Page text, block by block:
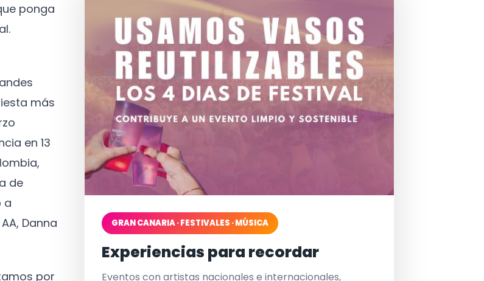
ponga
más
en 13
de
a
Danna
por
GRAN CANARIA · FESTIVALES · MÚSICA
Experiencias para recordar
Eventos con artistas nacionales e internacionales,